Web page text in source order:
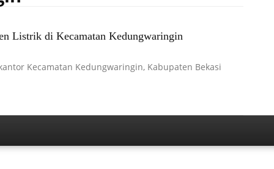
Listrik di Kecamatan Kedungwaringin
Kecamatan Kedungwaringin, Kabupaten Bekasi